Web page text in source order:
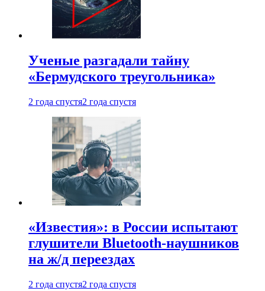
Ученые разгадали тайну
«Бермудского треугольника»
2 года спустя2 года спустя
«Известия»: в России испытают
глушители Bluetooth-наушников
на ж/д переездах
2 года спустя2 года спустя